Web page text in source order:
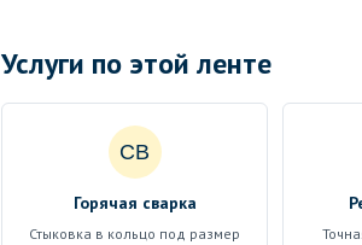
Услуги по этой ленте
СВ
Горячая сварка
Стыковка в кольцо под размер